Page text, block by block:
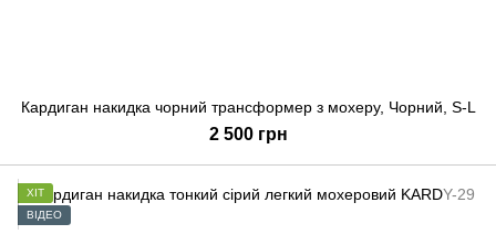
Кардиган накидка чорний трансформер з мохеру, Чорний, S-L
2 500 грн
ХІТ
ВІДЕО